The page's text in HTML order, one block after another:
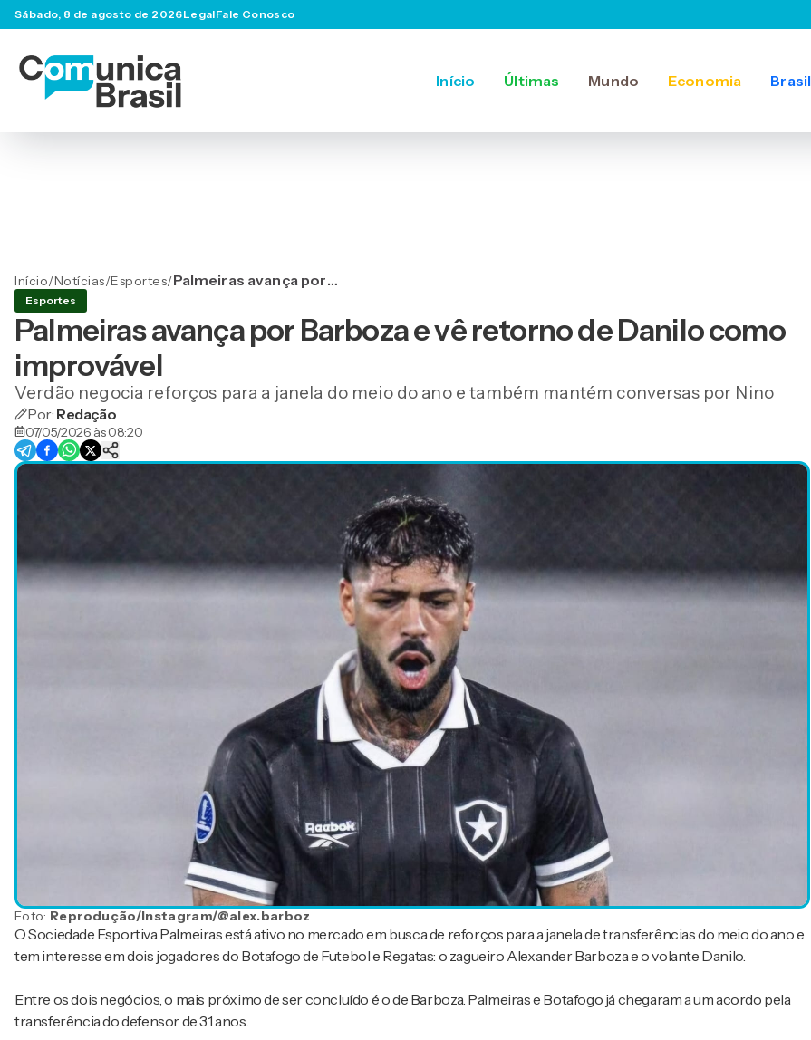
Sábado, 8 de agosto de 2026LegalFale Conosco
Início Últimas Mundo Economia Brasil
Início/Notícias/Esportes/Palmeiras avança por
Danilo como improvável
Esportes
Palmeiras avança por Barboza e vê retorno de Danilo como
improvável
Verdão negocia reforços para a janela do meio do ano e também mantém conversas por Nino
Por: Redação
07/05/2026 às 08:20
Foto: Reprodução/Instagram/@alex.barboz
OSociedade Esportiva Palmeirasestá ativo no mercado em busca de reforços para a janela de transferências do meio do ano e
tem interesse em dois jogadores do Botafogo de Futebol e Regatas: o zagueiro Alexander Barbozae o volante Danilo.
Entre os dois negócios, o mais próximo de ser concluído é o de Barboza. Palmeiras e Botafogo já chegaram a um acordo pela
transferência do defensor de 31 anos.